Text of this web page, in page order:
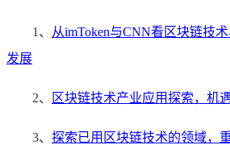
1、
从imToken与CNN看区块链技
发展
2、 区块链技术产业应用探索，机
3、 探索已用区块链技术的领域，